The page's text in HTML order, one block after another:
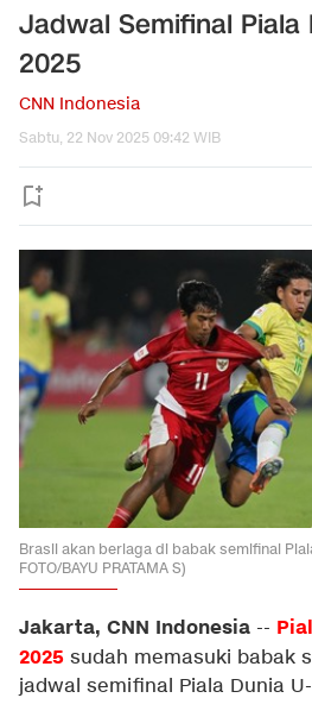
Jadwal Semifinal Piala
2025
CNN Indonesia
Sabtu, 22 Nov 2025 09:42 WIB
Brasil akan berlaga di babak semifinal
FOTO/BAYU PRATAMA S)
Jakarta, CNN Indonesia --
2025 sudah memasuki babak
jadwal semifinal Piala Dunia U-